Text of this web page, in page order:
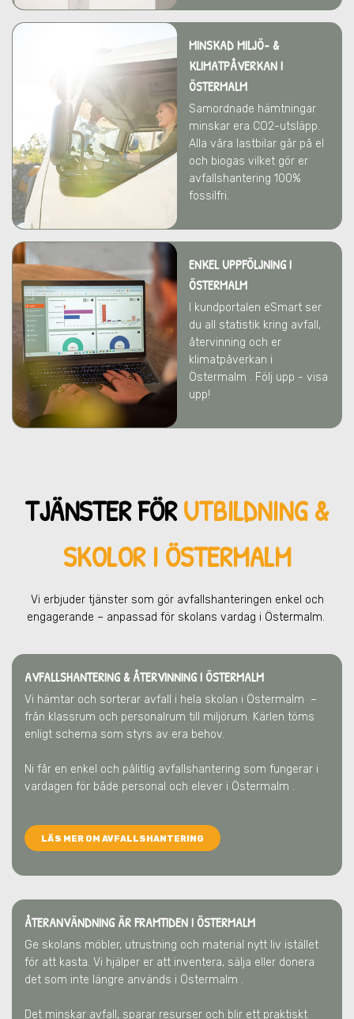
MINSKAD MILJÖ- &
KLIMATPÅVERKANI
ÖSTERMALM
Samordnade hämtningar
minskar era CO2-utsläpp.
Alla våra lastbilar går på el
och biogas vilket gör er
avfallshantering 100%
fossilfri.
ENKEL UPPFÖLJNING I
ÖSTERMALM
I kundportalen eSmart ser
du all statistik kring avfall,
återvinning och er
klimatpåverkan i
Östermalm . Följ upp - visa
upp!
TJÄNSTER FÖRUTBILDNING &
SKOLOR I ÖSTERMALM
Vi erbjuder tjänster som gör avfallshanteringen enkel och
engagerande – anpassad för skolans vardag i Östermalm.
AVFALLSHANTERING & ÅTERVINNINGI ÖSTERMALM
Vi hämtar och sorterar avfall i hela skolan i Östermalm –
från klassrum och personalrum till miljörum. Kärlen töms
enligt schema som styrs av era behov.
Ni får en enkel och pålitlig avfallshantering som fungerar i
vardagen för både personal och elever i Östermalm .
LÄS MER OM AVFALLSHANTERING
ÅTERANVÄNDNING ÄR FRAMTIDENI ÖSTERMALM
Ge skolans möbler, utrustning och material nytt liv istället
för att kasta. Vi hjälper er att inventera, sälja eller donera
det som inte längre används i Östermalm .
Det minskar avfall, sparar resurser och blir ett praktiskt